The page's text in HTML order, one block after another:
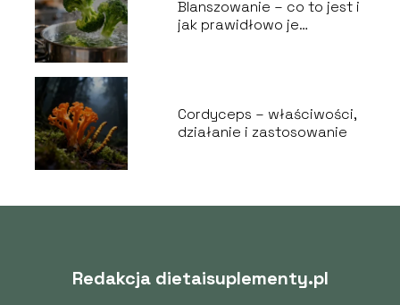
Blanszowanie – co to jest i
jak prawidłowo je
Cordyceps – właściwości,
działanie i zastosowanie
Redakcja dietaisuplementy.pl